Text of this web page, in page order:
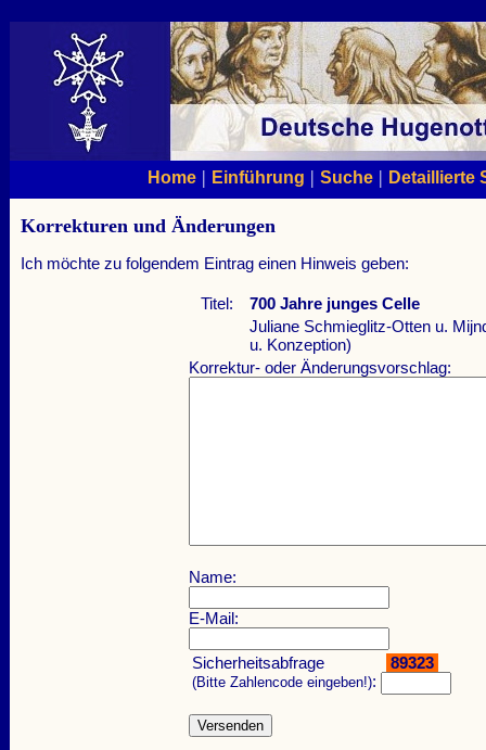
Home| Einführung | Suche| Detaillierte
Korrekturen und Änderungen
Ich möchte zu folgendem Eintrag einen Hinweis geben:
Titel:
700 Jahre junges Celle
Juliane Schmieglitz-Otten u.
u. Konzeption)
Korrektur- oder Änderungsvorschlag:
Name:
E-Mail:
Sicherheitsabfrage
(Bitte Zahlencode eingeben!):
89323